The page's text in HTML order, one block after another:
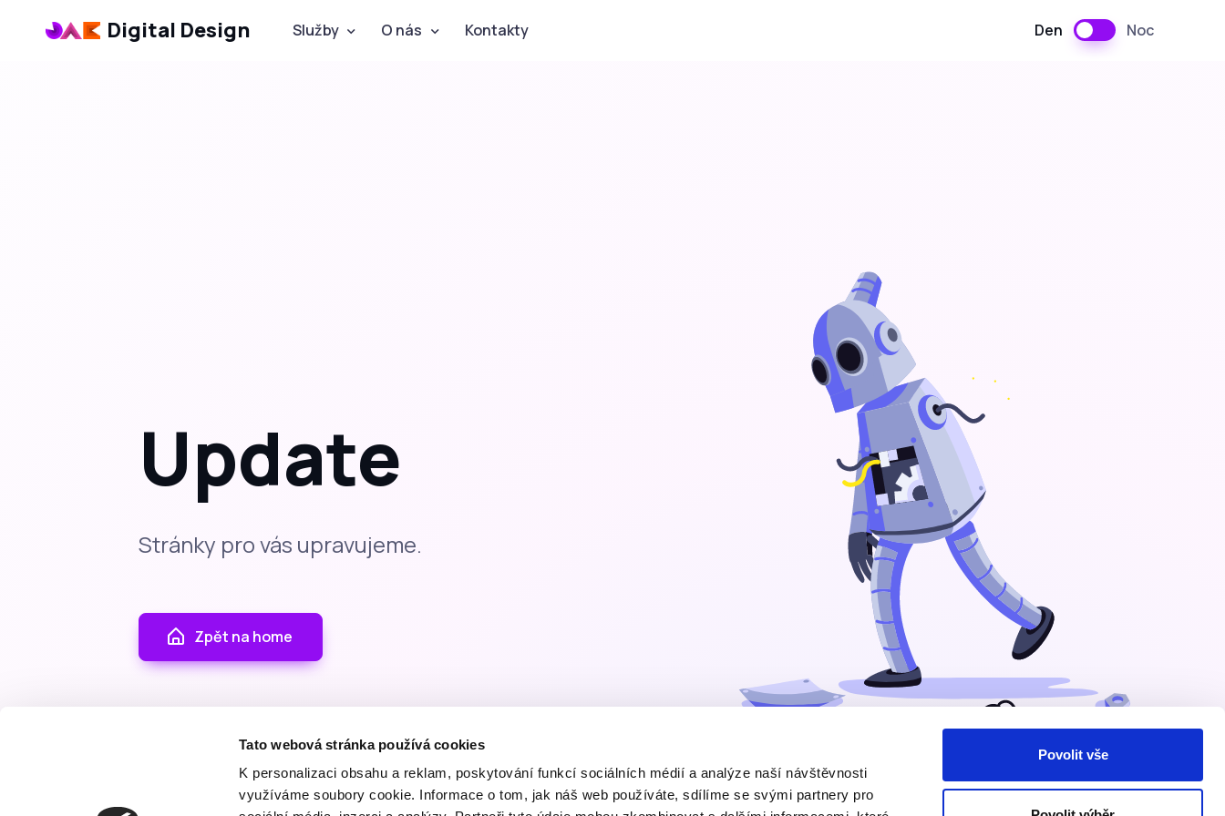
Tato webová stránka používá cookies
K personalizaci obsahu a reklam, poskytování funkcí sociálních médií a analýze naší návštěvnosti
využíváme soubory cookie. Informace o tom, jak náš web používáte, sdílíme se svými partnery pro
Povolit vše
Digital Design Služby O nás Kontakty Den Noc
Update
Stránky pro vás upravujeme.
Zpět na home